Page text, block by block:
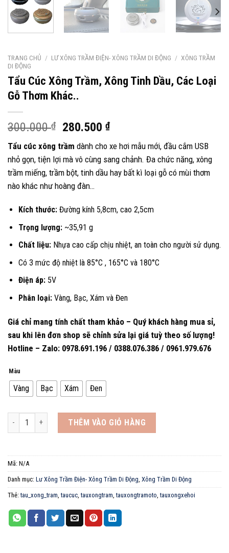
TRANG CHỦ / LƯ XÔNG TRẦM ĐIỆN- XÔNG TRẦM DI ĐỘNG / XÔNG TRẦM
DI ĐỘNG
Tẩu Cúc Xông Trầm, Xông Tinh Dầu, Các Loại
Gỗ Thơm Khác..
300.000₫
Giá
gốc
là:
300.000 ₫.
280.500₫Giá
tại
là:
280.500 ₫.
Tẩu cúc xông trầm dành cho xe hơi mẫu mới, đầu cắm USB
nhỏ gọn, tiện lợi mà vô cùng sang chảnh. Đa chức năng, xông
trầm miếng, trầm bột, tinh dầu hay bất kì loại gỗ có mùi thơm
nào khác như hoàng đàn…
Kích thước:Đường kính 5,8cm, cao 2,5cm
Trọng lượng:~35,91 g
Chất liệu:Nhựa cao cấp chịu nhiệt, an toàn cho người sử dụng.
Có 3 mức độ nhiệt là 85°C , 165°C và 180°C
Điện áp:5V
Phân loại:Vàng, Bạc, Xám và Đen
Giá chỉ mang tính chất tham khảo – Quý khách hàng mua sỉ,
sau khi lên đơn shop sẽ chỉnh sửa lại giá tuỳ theo số lượng!
Hotline – Zalo: 0978.691.196 / 0388.076.386 / 0961.979.676
Màu
Vàng Bạc Xám Đen
Tẩu Cúc Xông Trầm, Xông Tinh Dầu, Các Loại Gỗ Thơm Khác.. số lượng
THÊM VÀO GIỎ HÀNG
Mã: N/A
Danh mục: Lư Xông Trầm Điện- Xông Trầm Di Động, Xông Trầm Di Động
Thẻ:tau_xong_tram,taucuc,tauxongtram,tauxongtramoto,tauxongxehoi